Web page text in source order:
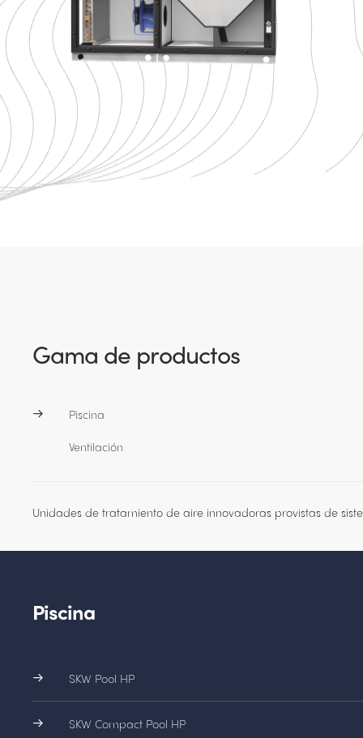
Gama de productos
Piscina
Ventilación
Unidades de tratamiento de aire innovadoras provistas de
Piscina
SKW Pool HP
SKW Compact Pool HP